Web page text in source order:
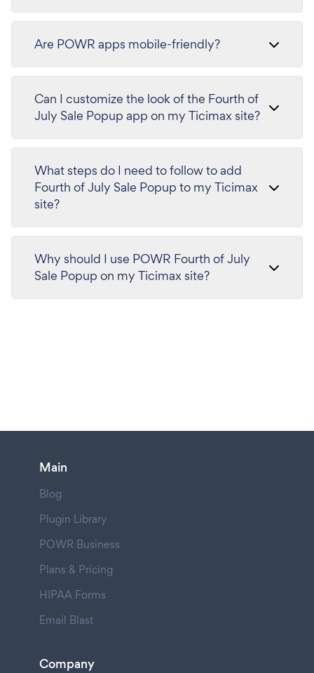
Are POWR apps mobile-friendly?
Can I customize the look of the Fourth of
July Sale Popup app on my Ticimax site?
What steps do I need to follow to add
Fourth of July Sale Popup to my Ticimax
site?
Why should I use POWR Fourth of July
Sale Popup on my Ticimax site?
Main
Blog
Plugin Library
POWR Business
Plans & Pricing
HIPAA Forms
Email Blast
Company